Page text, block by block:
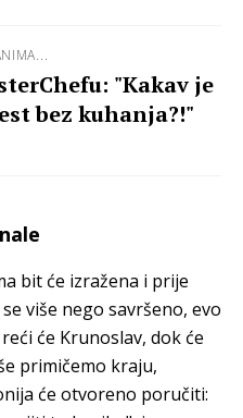
"Kakav je
bez kuhanja?!"
bit će izražena i prije
više nego savršeno, evo
će Krunoslav, dok će
primičemo kraju,
će otvoreno poručiti: